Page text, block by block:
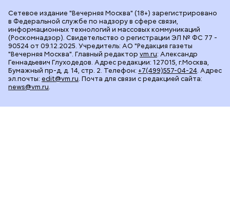
Сетевое издание "Вечерняя Москва" (18+) зарегистрировано
в Федеральной службе по надзору в сфере связи,
информационных технологий и массовых коммуникаций
(Роскомнадзор). Свидетельство о регистрации ЭЛ № ФС 77 -
90524 от 09.12.2025. Учредитель: АО "Редакция газеты
"Вечерняя Москва". Главный редактор vm.ru: Александр
Геннадьевич Глуходедов. Адрес редакции: 127015, г.Москва,
Бумажный пр-д, д. 14, стр. 2. Телефон: +7(499)557-04-24. Адрес
эл.почты: edit@vm.ru. Почта для связи с редакцией сайта:
news@vm.ru.